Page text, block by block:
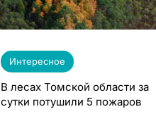
Интересное
В лесах Томской области за
сутки потушили 5 пожаров